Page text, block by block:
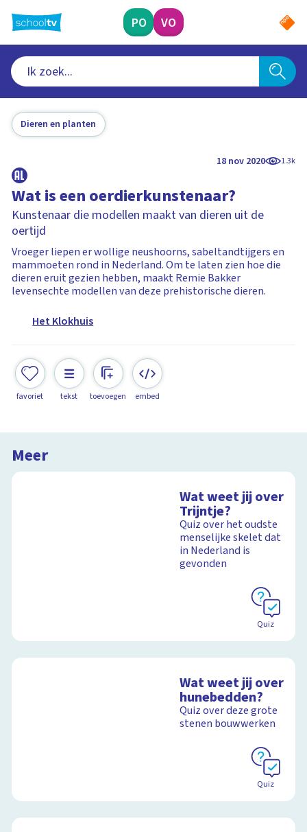
naar
hoofdinhoud
PO VO
Dieren en planten
18 nov 2020 1.3k
Wat is een oerdierkunstenaar?
Kunstenaar die modellen maakt van dieren uit de
oertijd
Vroeger liepen er wollige neushoorns, sabeltandtijgers en
mammoeten rond in Nederland. Om te laten zien hoe die
dieren eruit gezien hebben, maakt Remie Bakker
levensechte modellen van deze prehistorische dieren.
Het Klokhuis
favoriet tekst toevoegen embed
Meer
Wat weet jij over
Trijntje?
Quiz over het oudste
menselijke skelet dat
in Nederland is
gevonden
Quiz
Wat weet jij over
hunebedden?
Quiz over deze grote
stenen bouwwerken
Quiz